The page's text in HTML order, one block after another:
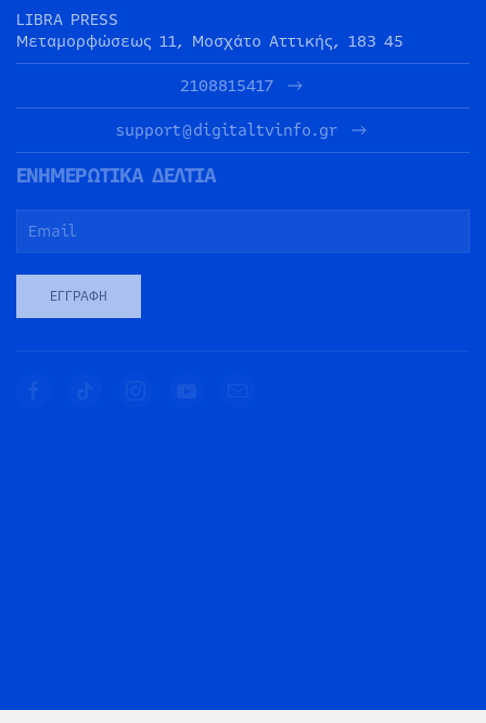
LIBRA PRESS
Μεταμορφώσεως 11, Μοσχάτο Αττικής, 183 45
2108815417
support@digitaltvinfo.gr
ΕΝΗΜΕΡΩΤΙΚΑ ΔΕΛΤΙΑ
ΕΓΓΡΑΦΉ